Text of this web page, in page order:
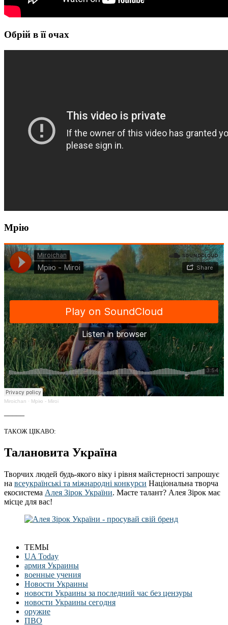
Обрій в її очах
Мрію
Miroichan · Мрію - Miroi
ТАКОЖ ЦІКАВО:
Талановита Україна
Творчих людей будь-якого віку і рівня майстерності запрошує
на всеукраїнські та міжнародні конкурси Національна творча
екосистема Алея Зірок України. Маєте талант? Алея Зірок має
місце для вас!
ТЕМЫ
UA Today
армия Украины
военные учения
Новости Украины
новости Украины за последний час без цензуры
новости Украины сегодня
оружие
ПВО